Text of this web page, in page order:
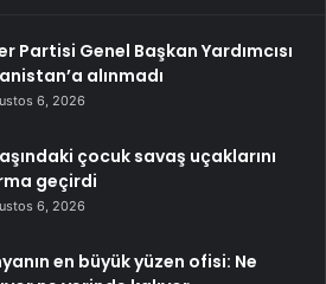
Partisi Genel Başkan Yardımcısı
alınmadı
6, 2026
çocuk savaş uçaklarını
geçirdi
6, 2026
en büyük yüzen ofisi: Ne